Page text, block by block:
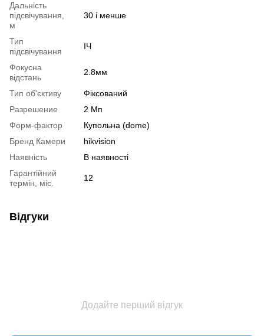
Дальність
підсвічування,
м
30 і менше
Тип
підсвічування
ІЧ
Фокусна
відстань
2.8мм
Тип об'єктиву
Фіксований
Разрешение
2 Мп
Форм-фактор
Купольна (dome)
Бренд Камери
hikvision
Наявність
В наявності
Гарантійний
термін, міс.
12
Відгуки
Додайте перший відгук